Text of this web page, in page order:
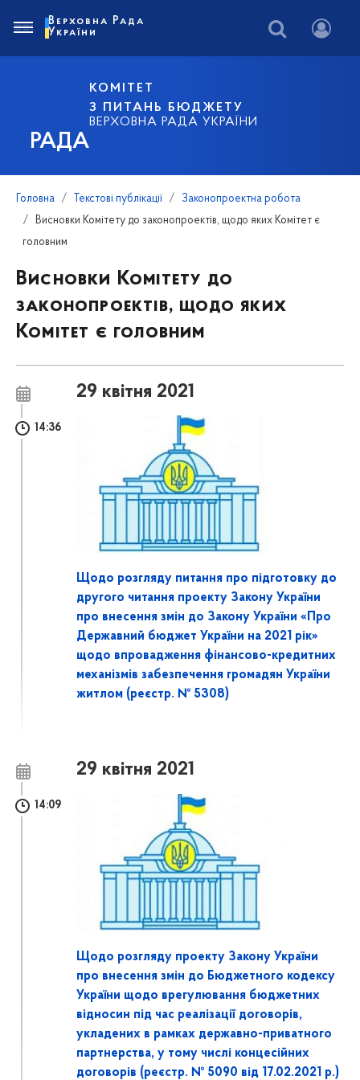
РАДА
КОМІТЕТ
З ПИТАНЬ БЮДЖЕТУ
ВЕРХОВНА РАДА УКРАЇНИ
Верховна Рада
України
Головна Текстові публікації
Законопроектна робота
Висновки Комітету до законопроектів, щодо яких Комітет є
головним
Висновки Комітету до
законопроектів, щодо яких
Комітет є головним
29 квітня 2021
14:36
Щодо розгляду питання про підготовку до
другого читання проекту Закону України
про внесення змін до Закону України «Про
Державний бюджет України на 2021 рік»
щодо впровадження фінансово-кредитних
механізмів забезпечення громадян України
житлом (реєстр. № 5308)
29 квітня 2021
14:09
Щодо розгляду проекту Закону України
про внесення змін до Бюджетного кодексу
України щодо врегулювання бюджетних
відносин під час реалізації договорів,
укладених в рамках державно-приватного
партнерства, у тому числі концесійних
договорів (реєстр. № 5090 від 17.02.2021 р.)